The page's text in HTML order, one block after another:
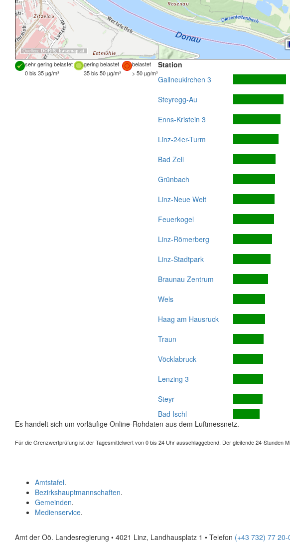
Quellen: DORIS, basemap.at
sehr gering belastet gering belastet
belastet
0 bis 35 µg/m³
35 bis 50 µg/m³ > 50 µg/m³
Station
Gallneukirchen 3
Steyregg-Au
Enns-Kristein 3
Linz-24er-Turm
Bad Zell
Grünbach
Linz-Neue Welt
Feuerkogel
Linz-Römerberg
Linz-Stadtpark
Braunau Zentrum
Wels
Haag am Hausruck
Traun
Vöcklabruck
Lenzing 3
Steyr
Bad Ischl
Es handelt sich um vorläufige Online-Rohdaten aus dem Luftmessnetz.
Für die Grenzwertprüfung ist der Tagesmittelwert von 0 bis 24 Uhr ausschlaggebend. Der gleitende 24-Stunden
Amtstafel.
Bezirkshauptmannschaften.
Gemeinden.
Medienservice.
Amt der Oö. Landesregierung • 4021 Linz, Landhausplatz 1 • Telefon (+43 732) 77 20-